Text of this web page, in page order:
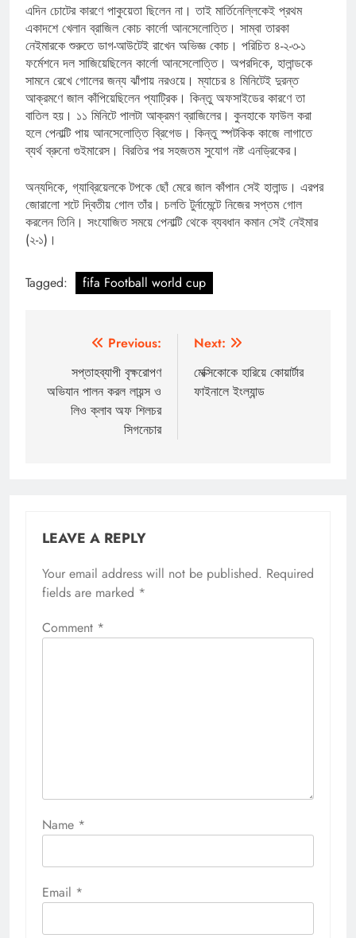
এদিন চোটের কারণে পাকুয়েতা ছিলেন না। তাই মার্তিনেল্লিকেই প্রথম
একাদশে খেলান ব্রাজিল কোচ কার্লো আনসেলোত্তি। সাম্বা তারকা
নেইমারকে শুরুতে ডাগ-আউটেই রাখেন অভিজ্ঞ কোচ। পরিচিত ৪-২-৩-১
ফর্মেশনে দল সাজিয়েছিলেন কার্লো আনসেলোত্তি। অপরদিকে, হালান্ডকে
সামনে রেখে গোলের জন্য ঝাঁপায় নরওয়ে। ম্যাচের ৪ মিনিটেই দুরন্ত
আক্রমণে জাল কাঁপিয়েছিলেন প্যাট্রিক। কিন্তু অফসাইডের কারণে তা
বাতিল হয়। ১১ মিনিটে পালটা আক্রমণ ব্রাজিলের। কুনহাকে ফাউল করা
হলে পেনাল্টি পায় আনসেলোত্তি ব্রিগেড। কিন্তু স্পটকিক কাজে লাগাতে
ব্যর্থ ব্রুনো গুইমারেস। বিরতির পর সহজতম সুযোগ নষ্ট এনড্রিকের।
অন্যদিকে, গ্যাব্রিয়েলকে টপকে ছোঁ মেরে জাল কাঁপান সেই হালান্ড। এরপর
জোরালো শটে দ্বিতীয় গোল তাঁর। চলতি টুর্নামেন্টে নিজের সপ্তম গোল
করলেন তিনি। সংযোজিত সময়ে পেনাল্টি থেকে ব্যবধান কমান সেই নেইমার
(২-১)।
Tagged: fifa Football world cup
navigation
Previous:
সপ্তাহব্যাপী বৃক্ষরোপণ
অভিযান পালন করল লায়ন্স ও
লিও ক্লাব অফ শিলচর
সিগনেচার
Next:
মেক্সিকোকে হারিয়ে কোয়ার্টার
ফাইনালে ইংল্যান্ড
LEAVE A REPLY
Your email address will not be published. Required
fields are marked *
Comment *
Name *
Email *